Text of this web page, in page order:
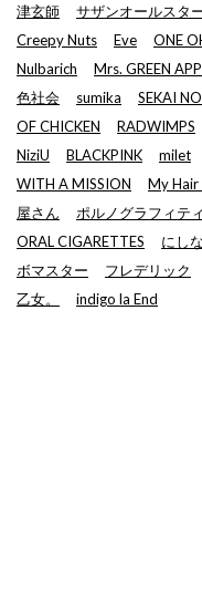
津玄師
サザンオールスタ
Creepy Nuts
Eve ONE
Nulbarich
Mrs. GREEN
色社会
sumika SEKAI
OF CHICKEN
RADWIMPS
NiziU
BLACKPINK milet
WITH A MISSION
My Hair
屋さん
ポルノグラフィティ
ORAL CIGARETTES
にしな
ボマスター
フレデリック
乙女。
indigo la End